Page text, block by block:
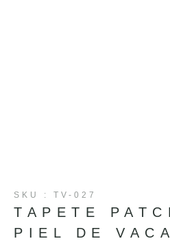
SKU : TV-027
TAPETE
PIEL DE VACA